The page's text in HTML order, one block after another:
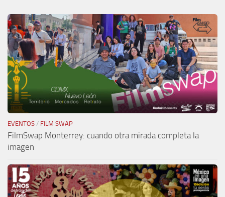
EVENTOS / FILM SWAP
FilmSwap Monterrey: cuando otra mirada completa la
imagen